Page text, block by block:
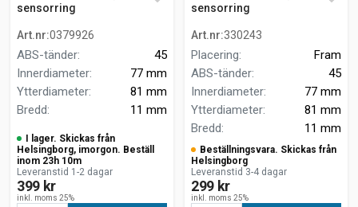
sensorring
Art.nr:0379926
ABS-tänder:
45
Innerdiameter:
77 mm
Ytterdiameter:
81 mm
Bredd: 11 mm
I lager. Skickas från
Helsingborg, imorgon. Beställ
inom 23h 10m
Leveranstid 1-2 dagar
399 kr
inkl. moms 25%
sensorring
Art.nr:330243
Placering:
Fram
ABS-tänder:
45
Innerdiameter:
77 mm
Ytterdiameter:
81 mm
Bredd: 11 mm
Beställningsvara. Skickas från
Helsingborg
Leveranstid 3-4 dagar
299 kr
inkl. moms 25%